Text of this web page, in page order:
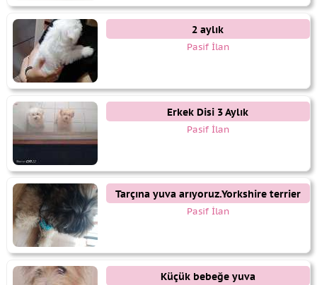
2 aylık
Pasif İlan
Erkek Disi 3 Aylık
Pasif İlan
Tarçına yuva arıyoruz.Yorkshire terrier
cinse 4 aylık erkek
Pasif İlan
Küçük bebeğe yuva